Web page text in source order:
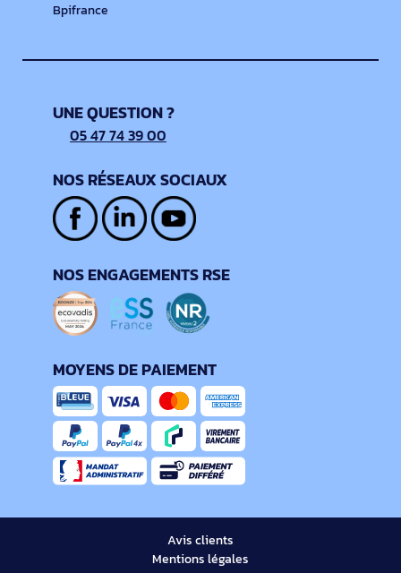
Bpifrance
UNE QUESTION ?
05 47 74 39 00
NOS RÉSEAUX SOCIAUX
NOS ENGAGEMENTS RSE
MOYENS DE PAIEMENT
Avis clients
Mentions légales